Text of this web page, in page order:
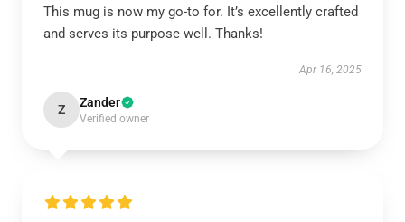
This mug is now my go-to for. It’s excellently crafted
and serves its purpose well. Thanks!
Apr 16, 2025
Z Zander
Verified owner